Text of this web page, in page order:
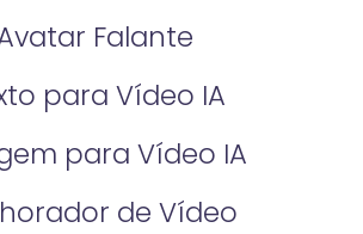
Falante
para Vídeo IA
para Vídeo IA
de Vídeo